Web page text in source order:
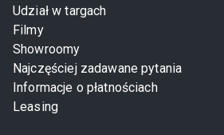
Udział w targach
Filmy
Showroomy
Najczęściej zadawane pytania
Informacje o płatnościach
Leasing